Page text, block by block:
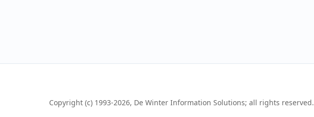
Copyright (c) 1993-2026, De Winter Information Solutions; all rights reserved.